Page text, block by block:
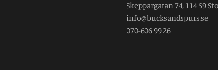
Skeppargatan 74, 114 59
info@bucksandspurs.se
070-606 99 26